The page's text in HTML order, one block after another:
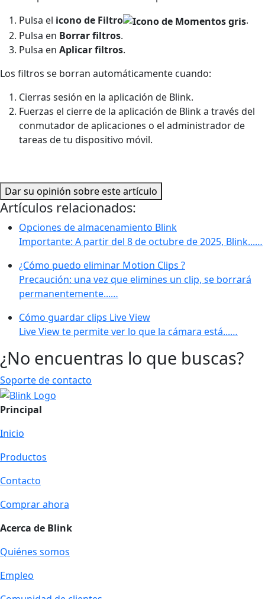
Pulsa el icono de Filtro
.
Pulsa en Borrar filtros.
Pulsa en Aplicarfiltros.
Los filtros se borran automáticamente cuando:
Cierras sesión en la aplicación de Blink.
Fuerzas el cierre de la aplicación de Blink a través del
conmutador de aplicaciones o el administrador de
tareas de tu dispositivo móvil.
Dar su opinión sobre este artículo
Artículos relacionados:
Opciones de almacenamiento Blink
Importante: A partir del 8 de octubre de 2025, Blink...…
¿Cómo puedo eliminar Motion Clips ?
Precaución: una vez que elimines un clip, se borrará
permanentemente...…
Cómo guardar clips Live View
Live View te permite ver lo que la cámara está...…
¿No encuentras lo que buscas?
Soporte de contacto
Principal
Inicio
Productos
Contacto
Comprar ahora
Acerca de Blink
Quiénes somos
Empleo